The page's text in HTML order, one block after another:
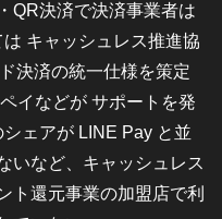
QR決済で決済事業者は
キャッシュレス推進協
決済の統一仕様を策定
イなどが サポートを発
ェアが LINE Pay と並
いなど、キャッシュレス
ト還元事業の加盟店で利